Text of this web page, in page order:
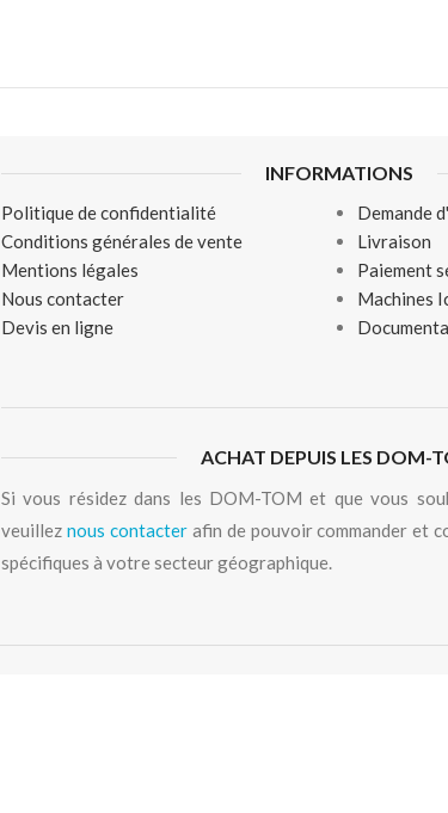
INFORMATIONS
Politique de confidentialité
Conditions générales de vente
Mentions légales
Nous contacter
Devis en ligne
Demande
Livraison
Paiement
Machines
ACHAT DEPUIS LES DOM-
Si vous résidez dans les DOM-TOM et que vous
veuillez nous contacterafin de pouvoir commander et
spécifiques à votre secteur géographique.